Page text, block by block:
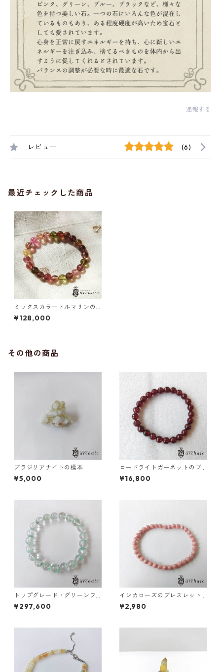
通報する
レビュー (6)
最近チェックした商品
ミックスカラートルマリンの
ブレスレット(8mm)
¥128,000
その他の商品
ブラジリアナイトの標本
¥5,000
ロードライトガーネットのブ
レスレット(7mm)
¥16,800
トップグレード・グリーンフ
ァントムのブレスレット(9m
m)
¥297,600
インカローズのブレスレット
（5mm）
¥2,980